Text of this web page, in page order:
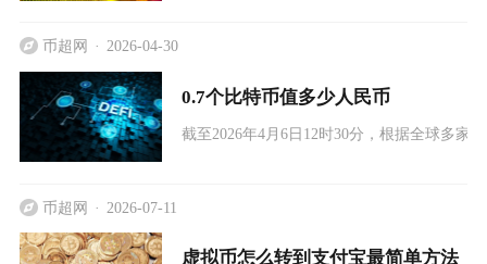
币超网 2026-04-30
0.7个比特币值多少人民币
截至2026年4月6日12时30分，根据全球多家
币超网 2026-07-11
虚拟币怎么转到支付宝最简单方法